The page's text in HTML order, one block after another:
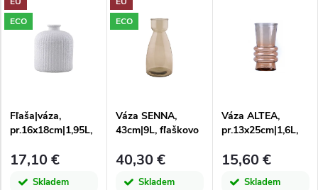
ECO
Fľaša|váza,
pr.16x18cm|1,95L,
17,10 €
Skladem
ECO
Váza SENNA,
43cm|9L, fľaškovo
Miguel
40,30 €
Skladem
Váza ALTEA,
pr.13x25cm|1,6L,
hnedá|San Miguel
15,60 €
Skladem